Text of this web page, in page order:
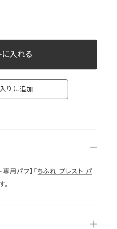
りに追加
用パフ】「ちふれ プレスト パ
。